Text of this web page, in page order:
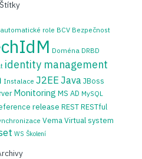
Štítky
automatické role BCV Bezpečnost
Doména DRBD
identity management
Instalace J2EEJavaJBoss
Monitoring MS AD MySQL
release RESTRESTful
Vema Virtual system
WS Školení